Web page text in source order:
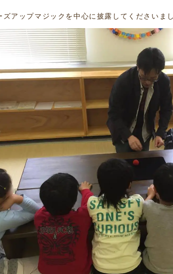
ズアップマジックを中心に披露してくださいま